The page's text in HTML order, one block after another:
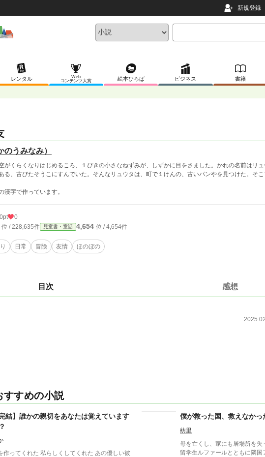
新規登録
レンタル
Web
コンテンツ大賞
絵本ひろば ビジネス 書籍
のうみなみ）
がくらくなりはじめるころ、１ぴきの小さなねずみが、しずかに目をさました。かれの名前はリュ
る、古びたそうこにすんでいた。そんなリュウタは、町で１けんの、古いパンやを見つけた。そこ
漢字で作っています。
0pt 0
位 / 228,635件 児童書・童話 4,654 位 / 4,654件
日常 冒険 友情 ほのぼの
目次 感想
すすめの小説
完結】誰かの親切をあなたは覚えています
くれた 私らしくしてくれた あの優しい彼
僕が救った国、救えなかっ
紡里
母を亡くし、家にも居場所を失
留学生ルファールとともに隣国